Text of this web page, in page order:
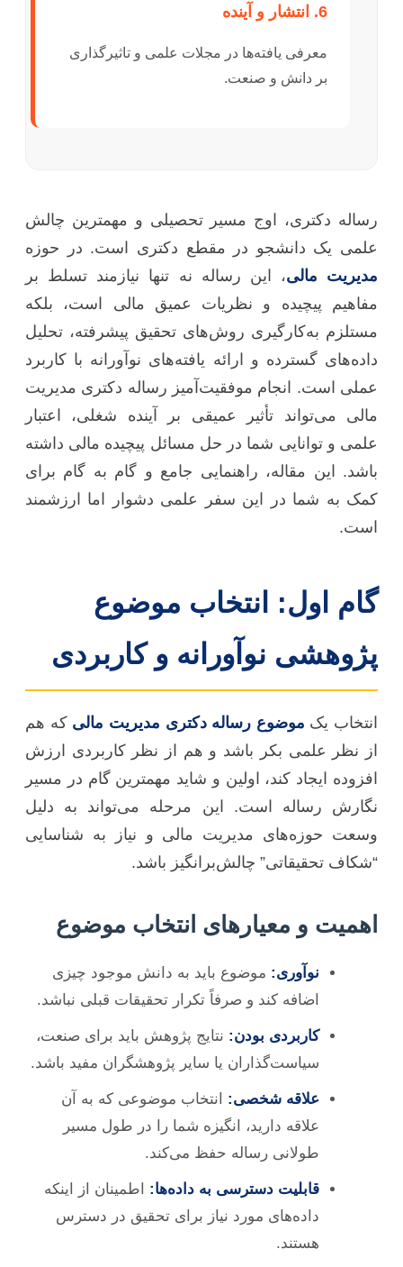
6. انتشار و آینده
معرفی یافته‌ها در مجلات علمی و تاثیرگذاری
بر دانش و صنعت.
رساله دکتری، اوج مسیر تحصیلی و مهمترین چالش
علمی یک دانشجو در مقطع دکتری است. در حوزه
مدیریت مالی، این رساله نه تنها نیازمند تسلط بر
مفاهیم پیچیده و نظریات عمیق مالی است، بلکه
مستلزم به‌کارگیری روش‌های تحقیق پیشرفته، تحلیل
داده‌های گسترده و ارائه یافته‌های نوآورانه با کاربرد
عملی است. انجام موفقیت‌آمیز رساله دکتری مدیریت
مالی می‌تواند تأثیر عمیقی بر آینده شغلی، اعتبار
علمی و توانایی شما در حل مسائل پیچیده مالی داشته
باشد. این مقاله، راهنمایی جامع و گام به گام برای
کمک به شما در این سفر علمی دشوار اما ارزشمند
است.
گام اول: انتخاب موضوع
پژوهشی نوآورانه و کاربردی
انتخاب یک موضوع رساله دکتری مدیریت مالی که هم
از نظر علمی بکر باشد و هم از نظر کاربردی ارزش
افزوده ایجاد کند، اولین و شاید مهمترین گام در مسیر
نگارش رساله است. این مرحله می‌تواند به دلیل
وسعت حوزه‌های مدیریت مالی و نیاز به شناسایی
“شکاف تحقیقاتی” چالش‌برانگیز باشد.
اهمیت و معیارهای انتخاب موضوع
نوآوری: موضوع باید به دانش موجود چیزی
اضافه کند و صرفاً تکرار تحقیقات قبلی نباشد.
کاربردی بودن: نتایج پژوهش باید برای صنعت،
سیاست‌گذاران یا سایر پژوهشگران مفید باشد.
علاقه شخصی: انتخاب موضوعی که به آن
علاقه دارید، انگیزه شما را در طول مسیر
طولانی رساله حفظ می‌کند.
قابلیت دسترسی به داده‌ها: اطمینان از اینکه
داده‌های مورد نیاز برای تحقیق در دسترس
هستند.